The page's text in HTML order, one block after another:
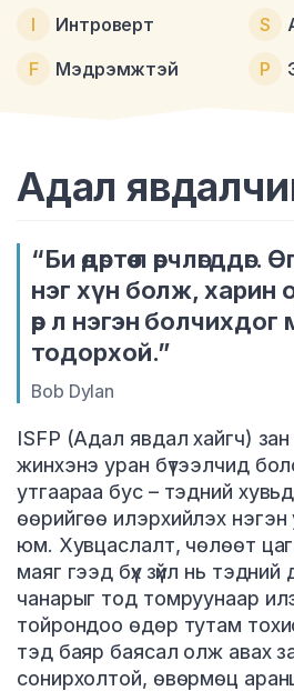
I Интроверт S
F
Мэдрэмжтэй P
Адал
“Би өдөртөө л
нэг хүн болж, харин
өөр л нэгэн
тодорхой.”
Bob Dylan
ISFP (Адал явдал хайгч) зан
жинхэнэ уран бүтээлчид
утгаараа бус – тэдний
өөрийгөө илэрхийлэх нэгэн
юм. Хувцаслалт, чөлөөт
маяг гээд бүх зүйл нь
чанарыг тод томруунаар
тойрондоо өдөр тутам
тэд баяр баясал олж авах
сонирхолтой, өвөрмөц